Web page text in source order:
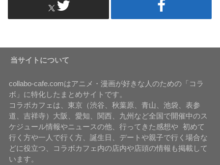
当サイトについて
collabo-cafe.comはアニメ・漫画が好きな人のための「コラ
ボ」に特化したまとめサイトです。
コラボカフェは、東京（渋谷、秋葉原、青山、池袋、表参
道、吉祥寺）大阪、愛知、関西、九州など全国で開催中のス
ケジュール情報やニュースの他、行ってきた感想や 初めて
行く方や一人で行く方、誕生日、デートや親子で行く場合な
どに役立つ、コラボカフェ内の店内や店頭の情報も掲載して
います。